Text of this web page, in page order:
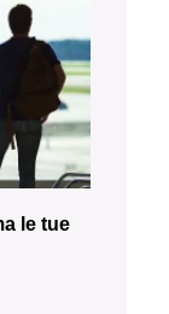
le tue